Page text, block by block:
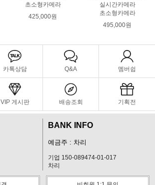
초소형카메라
425,000원
실시간카메라
초소형카메라
495,000원
카톡상담 Q&A 멤버쉽
VIP 게시판 배송조회 기획전
BANK INFO
예금주 : 차리
기업 150-089474-01-017
차리